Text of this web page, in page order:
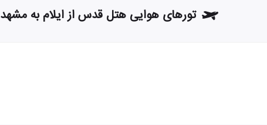
تورهای هوایی هتل قدس از ایلام به مشهد